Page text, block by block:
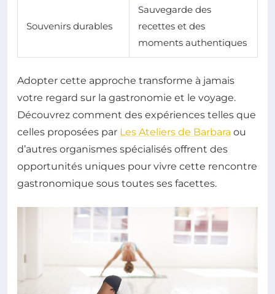
Souvenirs durables
Sauvegarde des
recettes et des
moments authentiques
Adopter cette approche transforme à jamais
votre regard sur la gastronomie et le voyage.
Découvrez comment des expériences telles que
celles proposées par Les Ateliers de Barbara ou
d’autres organismes spécialisés offrent des
opportunités uniques pour vivre cette rencontre
gastronomique sous toutes ses facettes.